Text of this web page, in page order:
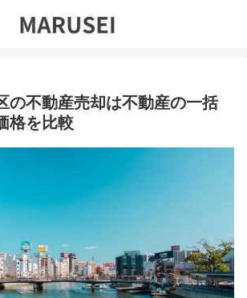
の不動産売却は不動産の一括
格を比較